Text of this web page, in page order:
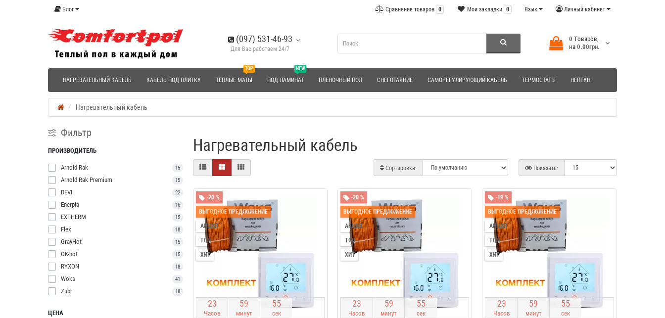
Блог Личный кабинет
Язык
Мои закладки 0
Сравнение товаров 0
(097) 531-46-93
Для Вас работаем 24/7
0 Tоваров,
на 0.00грн.
НАГРЕВАТЕЛЬНЫЙ КАБЕЛЬ КАБЕЛЬ ПОД ПЛИТКУ
TOP
ТЕПЛЫЕ МАТЫ
NEW
ПОД ЛАМИНАТ ПЛЕНОЧНЫЙ ПОЛ СНЕГОТАЯНИЕ САМОРЕГУЛИРУЮЩИЙ КАБЕЛЬ ТЕРМОСТАТЫ НЕПТУН
Нагревательный кабель
Фильтр
ПРОИЗВОДИТЕЛЬ
Arnold Rak 15
Arnold Rak Premium 15
DEVI 22
Enerpia 16
EXTHERM 15
Flex 18
GrayHot 15
OK-hot 15
RYXON 18
Woks 41
Zubr 18
ЦЕНА
Нагревательный кабель
Сортировка: Показать:
-20 %
ВЫГОДНОЕ ПРЕДЛОЖЕНИЕ
АКЦИЯ
ТОП
ХИТ
23
Часов
59
минут
54
сек
-20 %
ВЫГОДНОЕ ПРЕДЛОЖЕНИЕ
АКЦИЯ
ТОП
ХИТ
23
Часов
59
минут
54
сек
-19 %
ВЫГОДНОЕ ПРЕДЛОЖЕНИЕ
АКЦИЯ
ТОП
ХИТ
23
Часов
59
минут
54
сек